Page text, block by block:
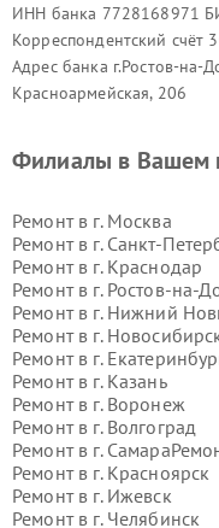
ИНН банка 7728168971
Корреспондентский
Адрес банка г.Ростов-на-
Красноармейская, 206
Филиалы в Вашем
Ремонт в г. Москва
Ремонт в г. Санкт-
Ремонт в г. Краснодар
Ремонт в г. Ростов-на-
Ремонт в г. Нижний
Ремонт в г.
Ремонт в г.
Ремонт в г. Казань
Ремонт в г. Воронеж
Ремонт в г. Волгоград
Ремонт в г. Самара
Ремонт в г. Красноярск
Ремонт в г. Ижевск
Ремонт в г. Челябинск